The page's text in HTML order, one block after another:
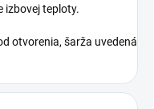
izbovej teploty.
otvorenia, šarža uvedená